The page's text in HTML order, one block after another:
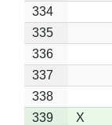
334
335
336
337
338
339
X